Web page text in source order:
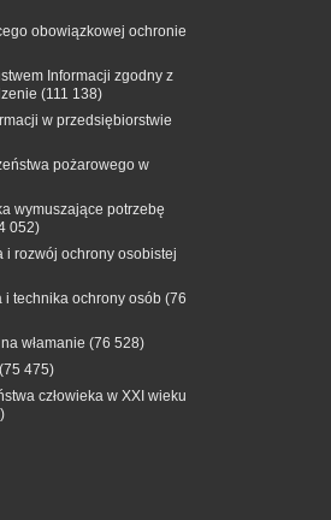
obowiązkowej ochronie
Informacji zgodny z
(111 138)
w przedsiębiorstwie
pożarowego w
wymuszające potrzebę
052)
i rozwój ochrony osobistej
i technika ochrony osób (76
włamanie (76 528)
(75 475)
człowieka w XXI wieku